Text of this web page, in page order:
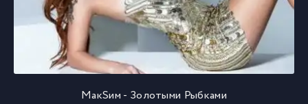
МакSим - Золотыми Рыбками